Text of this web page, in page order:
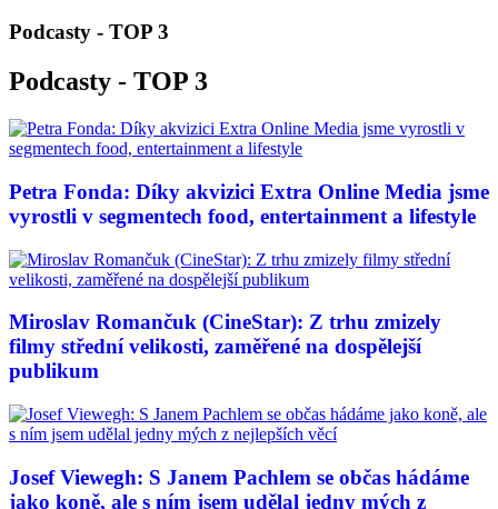
Podcasty - TOP 3
Podcasty - TOP 3
Petra Fonda: Díky akvizici Extra Online Media jsme
vyrostli v segmentech food, entertainment a lifestyle
Miroslav Romančuk (CineStar): Z trhu zmizely
filmy střední velikosti, zaměřené na dospělejší
publikum
Josef Viewegh: S Janem Pachlem se občas hádáme
jako koně, ale s ním jsem udělal jedny mých z